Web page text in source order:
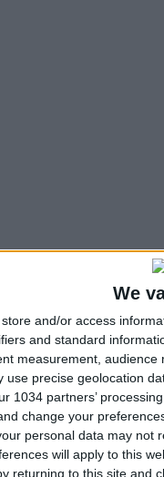
We
store and/or access
and standard
measurement,
use precise geolocation
1034 partners’
change your
personal data may not
will apply to this
returning to this site and